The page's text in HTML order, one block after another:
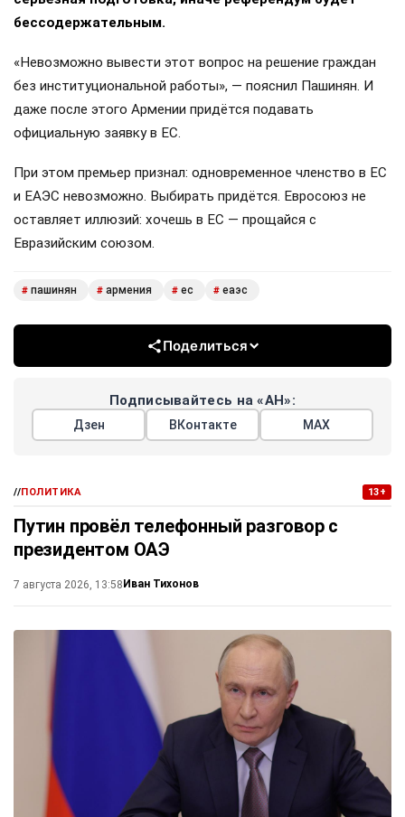
бессодержательным.
«Невозможно вывести этот вопрос на решение граждан
без институциональной работы», — пояснил Пашинян. И
даже после этого Армении придётся подавать
официальную заявку в ЕС.
При этом премьер признал: одновременное членство в ЕС
и ЕАЭС невозможно. Выбирать придётся. Евросоюз не
оставляет иллюзий: хочешь в ЕС — прощайся с
Евразийским союзом.
# пашинян # армения # ес # еаэс
Поделиться
Подписывайтесь на «АН»:
Дзен ВКонтакте МАХ
//ПОЛИТИКА 13+
Путин провёл телефонный разговор с
президентом ОАЭ
7 августа 2026, 13:58 Иван Тихонов